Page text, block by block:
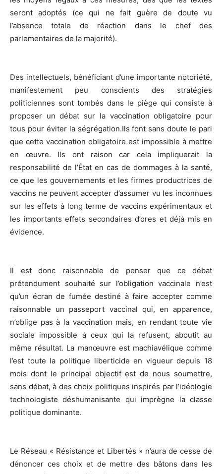
seront adoptés (ce qui ne fait guère de doute vu
l’absence totale de réaction dans le chef des
parlementaires de la majorité).
Des intellectuels, bénéficiant d’une importante notoriété,
manifestement peu conscients des stratégies
politiciennes sont tombés dans le piège qui consiste à
proposer un débat sur la vaccination obligatoire pour
tous pour éviter la ségrégation.Ils font sans doute le pari
que cette vaccination obligatoire est impossible à mettre
en œuvre. Ils ont raison car cela impliquerait la
responsabilité de l’État en cas de dommages à la santé,
ce que les gouvernements et les firmes productrices de
vaccins ne peuvent accepter d’assumer vu les inconnues
sur les effets à long terme de vaccins expérimentaux et
les importants effets secondaires d’ores et déjà mis en
évidence.
Il est donc raisonnable de penser que ce débat
prétendument souhaité sur l’obligation vaccinale n’est
qu’un écran de fumée destiné à faire accepter comme
raisonnable un passeport vaccinal qui, en apparence,
n’oblige pas à la vaccination mais, en rendant toute vie
sociale impossible à ceux qui la refusent, aboutit au
même résultat. La manœuvre est machiavélique comme
l’est toute la politique liberticide en vigueur depuis 18
mois dont le principal objectif est de nous soumettre,
sans débat, à des choix politiques inspirés par l’idéologie
technologiste déshumanisante qui imprègne la classe
politique dominante.
Le Réseau « Résistance et Libertés » n’aura de cesse de
dénoncer ces choix et de mettre des bâtons dans les